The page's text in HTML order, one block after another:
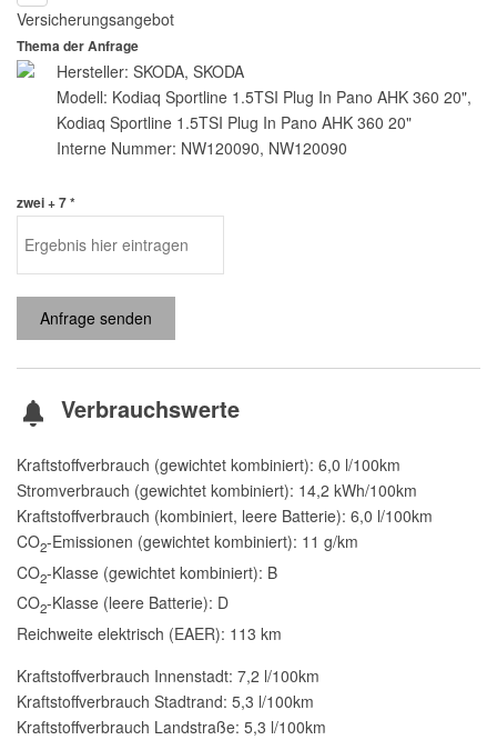
Versicherungsangebot
Thema der Anfrage
Hersteller: SKODA, SKODA
Modell: Kodiaq Sportline 1.5TSI Plug In Pano AHK 360 20",
Kodiaq Sportline 1.5TSI Plug In Pano AHK 360 20"
Interne Nummer: NW120090, NW120090
zwei + 7 *
Anfrage senden
Verbrauchswerte
Kraftstoffverbrauch (gewichtet kombiniert): 6,0 l/100km
Stromverbrauch (gewichtet kombiniert): 14,2 kWh/100km
Kraftstoffverbrauch (kombiniert, leere Batterie): 6,0 l/100km
CO2-Emissionen (gewichtet kombiniert): 11 g/km
CO2-Klasse (gewichtet kombiniert): B
CO2-Klasse (leere Batterie): D
Reichweite elektrisch (EAER): 113 km
Kraftstoffverbrauch Innenstadt: 7,2 l/100km
Kraftstoffverbrauch Stadtrand: 5,3 l/100km
Kraftstoffverbrauch Landstraße: 5,3 l/100km